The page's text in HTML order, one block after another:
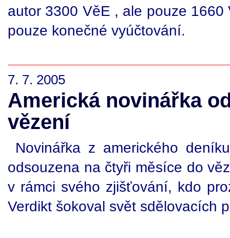
autor 3300 VěE , ale pouze
pouze konečné vyúčtování.
7. 7. 2005
Americká novinářka
vězení
Novinářka z amerického
odsouzena na čtyři měsíce do
v rámci svého zjišťování, kdo
Verdikt šokoval svět sdělovacích